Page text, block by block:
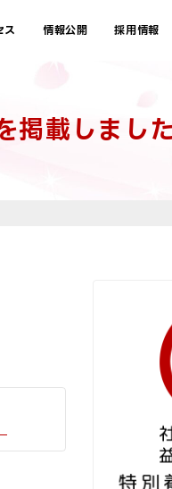
ス 情報公開 採用情報
載しました